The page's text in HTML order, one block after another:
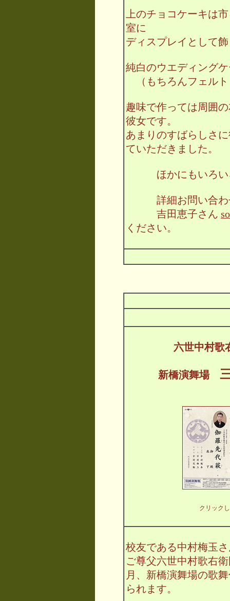
上のチョコケーキは
室に
ディスプレイとして
純白のウエディング
（もちろんフェル
趣味で作っては周囲
彼女です。
あまりのすばらしさ
ていただきました。
ほかにもいろい
詳細お問い合わ
吉田恵子さん
ください。
六世中村歌
新橋演舞場
クリック
校友である中村梅玉
ご尊父六世中村歌右
月、新橋演舞場の歌
られます。